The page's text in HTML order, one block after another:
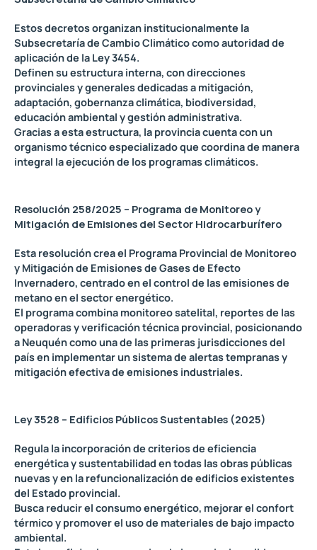
Estos decretos organizan institucionalmente la
Subsecretaría de Cambio Climático como autoridad de
aplicación de la Ley 3454.
Definen su estructura interna, con direcciones
provinciales y generales dedicadas a mitigación,
adaptación, gobernanza climática, biodiversidad,
educación ambiental y gestión administrativa.
Gracias a esta estructura, la provincia cuenta con un
organismo técnico especializado que coordina de manera
integral la ejecución de los programas climáticos.
Resolución 258/2025 – Programa de Monitoreo y
Mitigación de Emisiones del Sector Hidrocarburífero
Esta resolución crea el Programa Provincial de Monitoreo
y Mitigación de Emisiones de Gases de Efecto
Invernadero, centrado en el control de las emisiones de
metano en el sector energético.
El programa combina monitoreo satelital, reportes de las
operadoras y verificación técnica provincial, posicionando
a Neuquén como una de las primeras jurisdicciones del
país en implementar un sistema de alertas tempranas y
mitigación efectiva de emisiones industriales.
Ley 3528 – Edificios Públicos Sustentables (2025)
Regula la incorporación de criterios de eficiencia
energética y sustentabilidad en todas las obras públicas
nuevas y en la refuncionalización de edificios existentes
del Estado provincial.
Busca reducir el consumo energético, mejorar el confort
térmico y promover el uso de materiales de bajo impacto
ambiental.